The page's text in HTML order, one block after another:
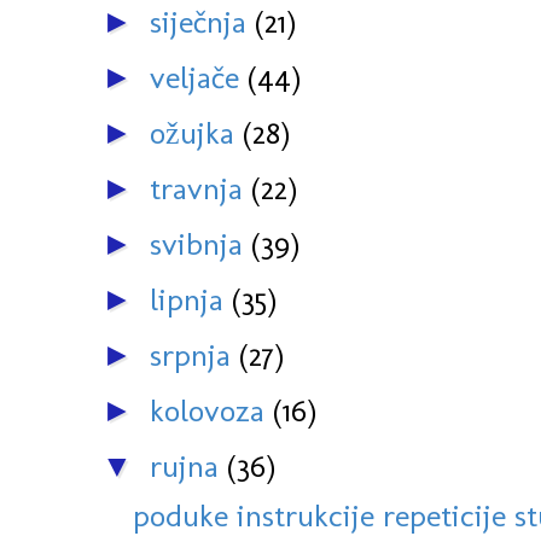
► siječnja (21)
► veljače (44)
► ožujka (28)
► travnja (22)
► svibnja (39)
► lipnja (35)
► srpnja (27)
► kolovoza (16)
▼ rujna (36)
poduke instrukcije repeticije